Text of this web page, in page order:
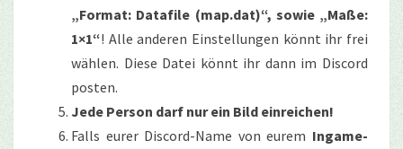
„Format: Datafile (map.dat)“, sowie „Maße:
1×1“! Alle anderen Einstellungen könnt ihr frei
wählen. Diese Datei könnt ihr dann im Discord
posten.
Jede Person darf nur ein Bild einreichen!
Falls eurer Discord-Name von eurem Ingame-